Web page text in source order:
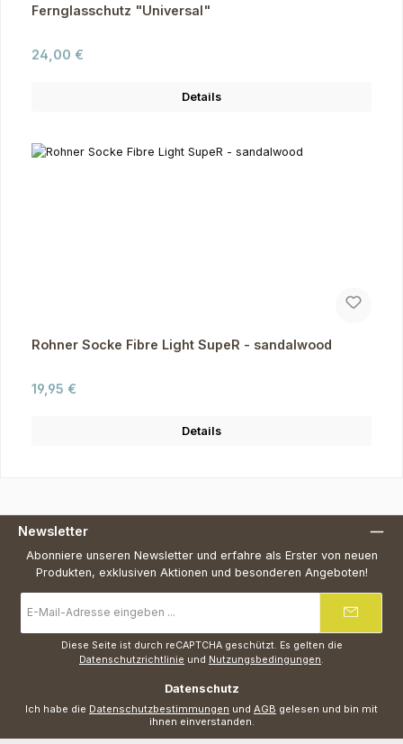
Fernglasschutz "Universal"
Regulärer Preis:
24,00 €
Details
Rohner Socke Fibre Light SupeR - sandalwood
Regulärer Preis:
19,95 €
Details
Newsletter
Abonniere unseren Newsletter und erfahre als Erster von neuen
Produkten, exklusiven Aktionen und besonderen Angeboten!
Mail-
Adresse
Diese Seite ist durch reCAPTCHA geschützt. Es gelten die
Datenschutzrichtlinie und Nutzungsbedingungen.
Datenschutz
Ich habe die Datenschutzbestimmungen und AGB gelesen und bin mit
ihnen einverstanden.